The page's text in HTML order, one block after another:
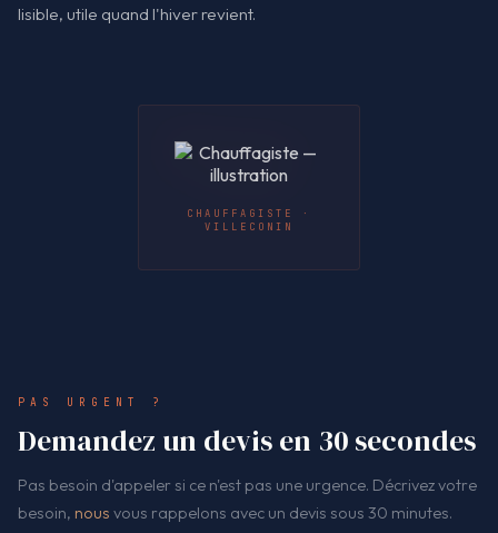
lisible, utile quand l'hiver revient.
CHAUFFAGISTE ·
VILLECONIN
PAS URGENT ?
Demandez un devis en 30 secondes
Pas besoin d'appeler si ce n'est pas une urgence. Décrivez votre
besoin, nous vous rappelons avec un devis sous 30 minutes.